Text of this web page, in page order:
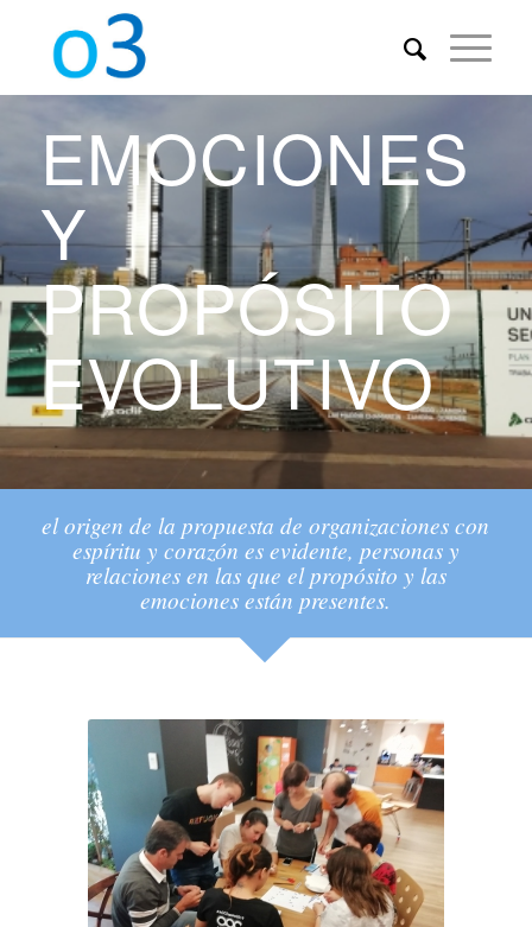
EMOCIONES
Y
PROPÓSITO
EVOLUTIVO
el origen de la propuesta de organizaciones con
espíritu y corazón es evidente, personas y
relaciones en las que el propósito y las
emociones están presentes.